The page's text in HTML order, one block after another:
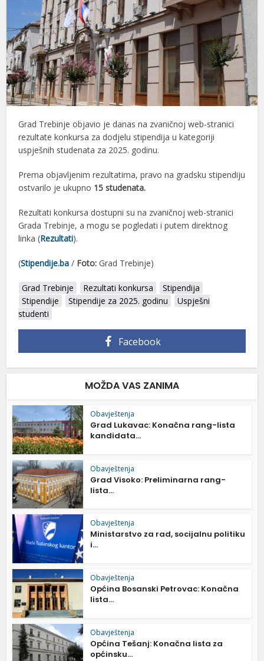
Grad Trebinje objavio je danas na zvaničnoj web-stranici
rezultate konkursa za dodjelu stipendija u kategoriji
uspješnih studenata za 2025. godinu.
Prema objavljenim rezultatima, pravo na gradsku stipendiju
ostvarilo je ukupno 15 studenata.
Rezultati konkursa dostupni su na zvaničnoj web-stranici
Grada Trebinje, a mogu se pogledati i putem direktnog
linka (Rezultati).
(Stipendije.ba / Foto: Grad Trebinje)
Grad Trebinje Rezultati konkursa
Stipendija
Stipendije
Stipendije za 2025. godinu
Uspješni
studenti
Facebook
MOŽDA VAS ZANIMA
Obavještenja
Grad Lukavac: Konačna rang-lista
kandidata...
Obavještenja
Grad Visoko: Preliminarna rang-
lista...
Obavještenja
Ministarstvo za rad, socijalnu politiku
i...
Obavještenja
Općina Bosanski Petrovac: Konačna
lista...
Obavještenja
Općina Tešanj: Konačna lista za
općinsku...